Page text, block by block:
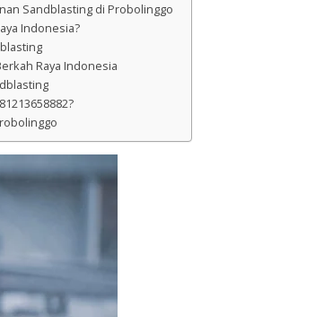
Sandblasting di Probolinggo
Indonesia?
Raya Indonesia